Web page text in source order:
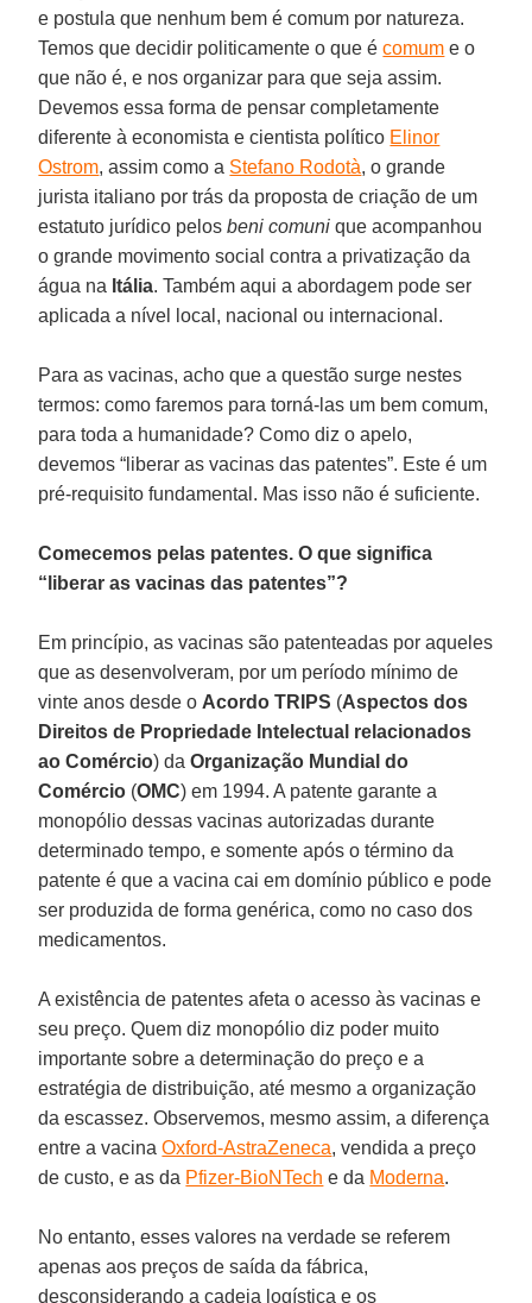
e postula que nenhum bem é comum por natureza.
Temos que decidir politicamente o que écomum e o
que não é, e nos organizar para que seja assim.
Devemos essa forma de pensar completamente
diferente à economista e cientista político Elinor
Ostrom, assim como a Stefano Rodotà, o grande
jurista italiano por trás da proposta de criação de um
estatuto jurídico pelosbeni comuni que acompanhou
o grande movimento social contra a privatização da
água na Itália. Também aqui a abordagem pode ser
aplicada a nível local, nacional ou internacional.
Para as vacinas, acho que a questão surge nestes
termos: como faremos para torná-las um bem comum,
para toda a humanidade? Como diz o apelo,
devemos “liberar as vacinas das patentes”. Este é um
pré-requisito fundamental. Mas isso não é suficiente.
Comecemos pelas patentes. O que significa
“liberar as vacinas das patentes”?
Em princípio, as vacinas são patenteadas por aqueles
que as desenvolveram, por um período mínimo de
vinte anos desde o Acordo TRIPS (Aspectos dos
Direitos de Propriedade Intelectual relacionados
ao Comércio) daOrganização Mundial do
Comércio (OMC) em 1994. A patente garante a
monopólio dessas vacinas autorizadas durante
determinado tempo, e somente após o término da
patente é que a vacina cai em domínio público e pode
ser produzida de forma genérica, como no caso dos
medicamentos.
A existência de patentes afeta o acesso às vacinas e
seu preço. Quem diz monopólio diz poder muito
importante sobre a determinação do preço e a
estratégia de distribuição, até mesmo a organização
da escassez. Observemos, mesmo assim, a diferença
entre a vacinaOxford-AstraZeneca, vendida a preço
de custo, e as da Pfizer-BioNTech e da Moderna.
No entanto, esses valores na verdade se referem
apenas aos preços de saída da fábrica,
desconsiderando a cadeia logística e os